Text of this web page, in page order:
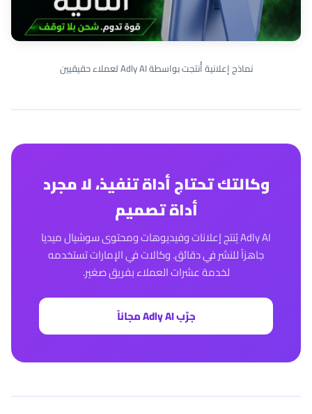
نماذج إعلانية أُنتجت بواسطة Adly AI لعملاء حقيقيين
وكالتك تحتاج أداة تنفيذ، لا مجرد
أداة تصميم
Adly AI يُنتج إعلانات وفيديوهات ومحتوى سوشيال ميديا
جاهزاً للنشر في دقائق. وكالات في الإمارات تستخدمه
لخدمة عشرات العملاء بفريق صغير.
جرّب Adly AI مجاناً